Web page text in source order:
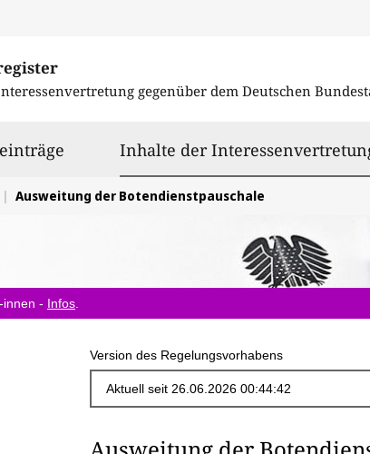
gegenüber dem Deutschen
Inhalte der
Ausweitung der Botendienstpauschale
innen - Infos
Version des Regelungsvorhabens